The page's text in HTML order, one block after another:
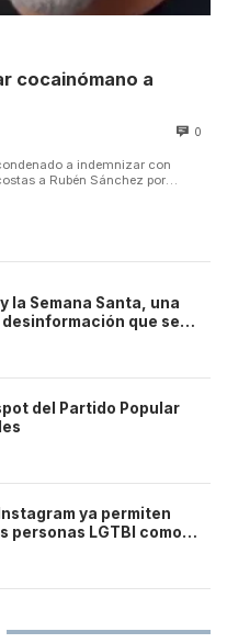
cocainómano a
0
a indemnizar con
a Rubén Sánchez por
la Semana Santa, una
que se
del Partido Popular
ya permiten
personas LGTBI como